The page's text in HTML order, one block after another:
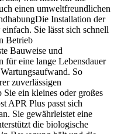
einen umweltfreundlichen
Installation der
Sie lässt sich schnell
Betrieb
Bauweise und
für eine lange Lebensdauer
So
zuverlässigen
ein kleines oder großes
APR Plus passt sich
Sie gewährleistet eine
die biologische